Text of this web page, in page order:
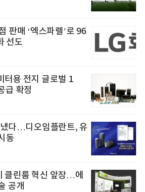
판매 ‘엑스파렐’로 96
선도
터용 전지 글로벌 1
급 확정
다…디오임플란트, 유
동
클린룸 혁신 앞장…에
공개